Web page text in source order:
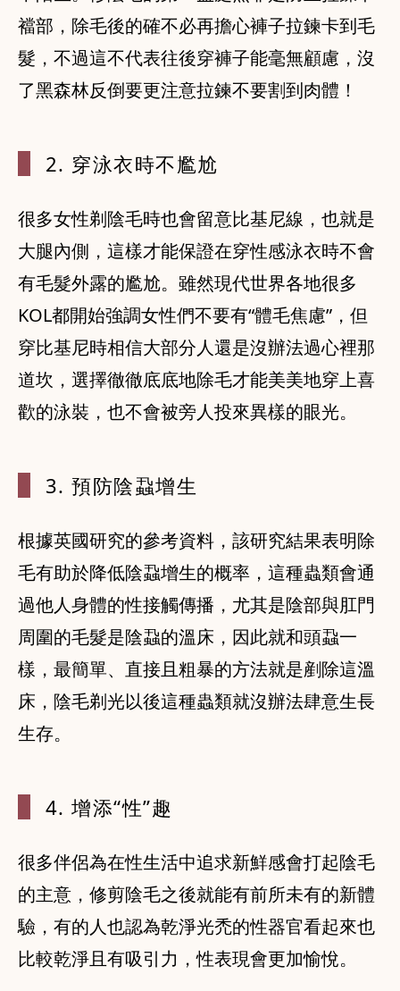
襠部，除毛後的確不必再擔心褲子拉鍊卡到毛
髮，不過這不代表往後穿褲子能毫無顧慮，沒
了黑森林反倒要更注意拉鍊不要割到肉體！
2. 穿泳衣時不尷尬
很多女性剃陰毛時也會留意比基尼線，也就是
大腿內側，這樣才能保證在穿性感泳衣時不會
有毛髮外露的尷尬。雖然現代世界各地很多
KOL都開始強調女性們不要有“體毛焦慮”，但
穿比基尼時相信大部分人還是沒辦法過心裡那
道坎，選擇徹徹底底地除毛才能美美地穿上喜
歡的泳裝，也不會被旁人投來異樣的眼光。
3. 預防陰蝨增生
根據英國研究的參考資料，該研究結果表明除
毛有助於降低陰蝨增生的概率，這種蟲類會通
過他人身體的性接觸傳播，尤其是陰部與肛門
周圍的毛髮是陰蝨的溫床，因此就和頭蝨一
樣，最簡單、直接且粗暴的方法就是剷除這溫
床，陰毛剃光以後這種蟲類就沒辦法肆意生長
生存。
4. 增添“性”趣
很多伴侶為在性生活中追求新鮮感會打起陰毛
的主意，修剪陰毛之後就能有前所未有的新體
驗，有的人也認為乾淨光禿的性器官看起來也
比較乾淨且有吸引力，性表現會更加愉悅。